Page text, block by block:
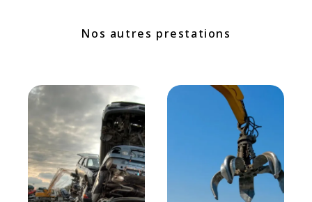
Nos autres prestations